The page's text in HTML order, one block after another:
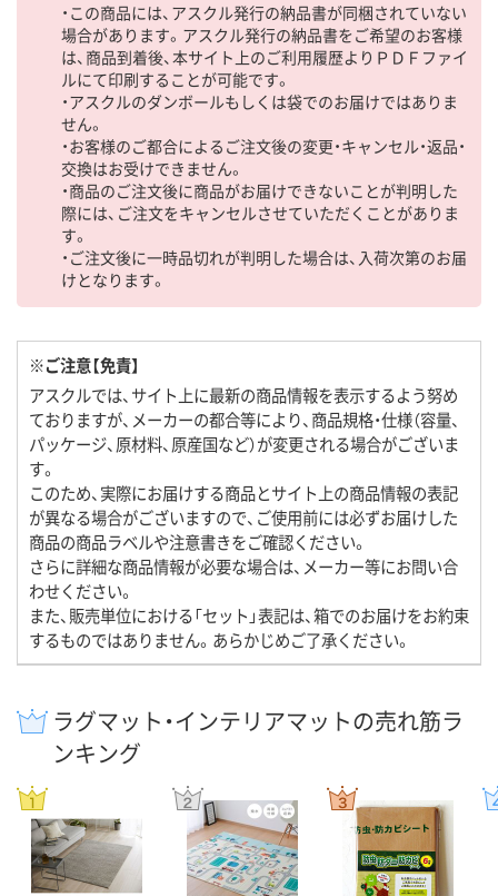
・この商品には、アスクル発行の納品書が同梱されていない
場合があります。アスクル発行の納品書をご希望のお客様
は、商品到着後、本サイト上のご利用履歴よりＰＤＦファイ
ルにて印刷することが可能です。
・アスクルのダンボールもしくは袋でのお届けではありま
せん。
・お客様のご都合によるご注文後の変更・キャンセル・返品・
交換はお受けできません。
・商品のご注文後に商品がお届けできないことが判明した
際には、ご注文をキャンセルさせていただくことがありま
す。
・ご注文後に一時品切れが判明した場合は、入荷次第のお届
けとなります。
※ご注意【免責】
アスクルでは、サイト上に最新の商品情報を表示するよう努め
ておりますが、メーカーの都合等により、商品規格・仕様（容量、
パッケージ、原材料、原産国など）が変更される場合がございま
す。
このため、実際にお届けする商品とサイト上の商品情報の表記
が異なる場合がございますので、ご使用前には必ずお届けした
商品の商品ラベルや注意書きをご確認ください。
さらに詳細な商品情報が必要な場合は、メーカー等にお問い合
わせください。
また、販売単位における「セット」表記は、箱でのお届けをお約束
するものではありません。あらかじめご了承ください。
ラグマット・インテリアマットの売れ筋ラ
ンキング